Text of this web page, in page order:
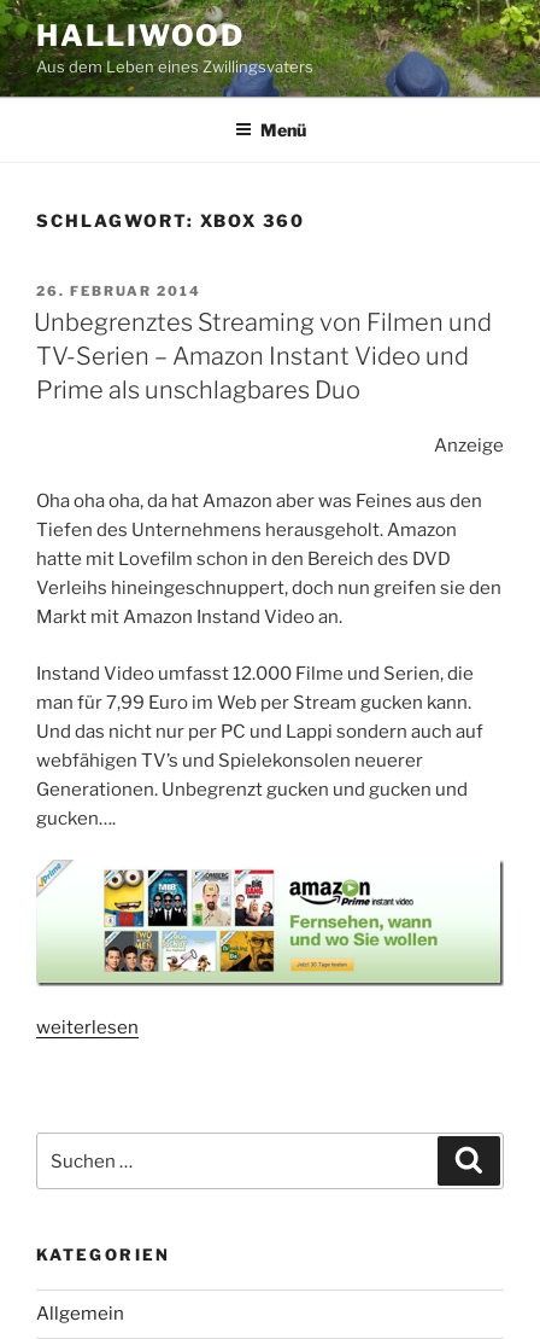
Zum
Inhalt
springen
HALLIWOOD
Aus dem Leben eines Zwillingsvaters
Menü
SCHLAGWORT: XBOX 360
VERÖFFENTLICHT
AM
26. FEBRUAR 2014
Unbegrenztes Streaming von Filmen und
TV-Serien – Amazon Instant Video und
Prime als unschlagbares Duo
Anzeige
Oha oha oha, da hat Amazon aber was Feines aus den
Tiefen des Unternehmens herausgeholt. Amazon
hatte mit Lovefilm schon in den Bereich des DVD
Verleihs hineingeschnuppert, doch nun greifen sie den
Markt mit Amazon Instand Video an.
Instand Video umfasst 12.000 Filme und Serien, die
man für 7,99 Euro im Web per Stream gucken kann.
Und das nicht nur per PC und Lappi sondern auch auf
webfähigen TV’s und Spielekonsolen neuerer
Generationen. Unbegrenzt gucken und gucken und
gucken….
„Unbegrenztes
und
TV-
Amazon
Instant
Video
weiterlesen
nach:
KATEGORIEN
Allgemein